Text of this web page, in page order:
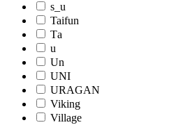
s_u
Taifun
Tа
u
Un
UNI
URAGAN
Viking
Village